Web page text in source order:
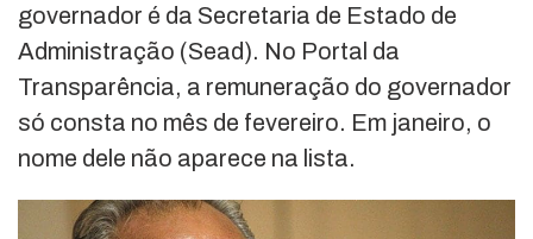
governador é da Secretaria de Estado de
Administração (Sead). No Portal da
Transparência, a remuneração do governador
só consta no mês de fevereiro. Em janeiro, o
nome dele não aparece na lista.